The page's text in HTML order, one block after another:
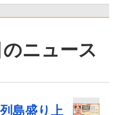
ニュース
島盛り上